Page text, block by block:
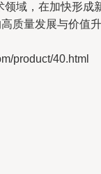
领域，在加快形成
质量发展与价值升
product/40.html